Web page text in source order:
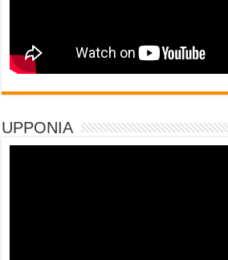
UPPONIA